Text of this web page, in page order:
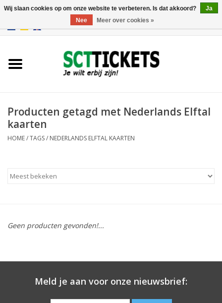
Producten getagd met Nederlands Elftal
kaarten
HOME/TAGS/ NEDERLANDS ELFTAL KAARTEN
Geen producten gevonden!...
Meld je aan voor onze nieuwsbrief:
Wij slaan cookies op om onze website te verbeteren. Is dat akkoord?
Ja
Nee
Meer over cookies »